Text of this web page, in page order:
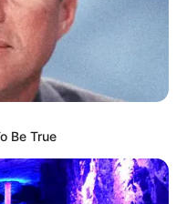
Be True